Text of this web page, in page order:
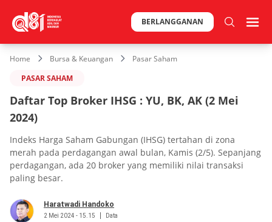
BERLANGGANAN
Home Bursa & Keuangan
Pasar Saham
PASAR SAHAM
Daftar Top Broker IHSG : YU, BK, AK (2 Mei
2024)
Indeks Harga Saham Gabungan (IHSG) tertahan di zona
merah pada perdagangan awal bulan, Kamis (2/5). Sepanjang
perdagangan, ada 20 broker yang memiliki nilai transaksi
paling besar.
Haratwadi Handoko
2 Mei 2024 - 15.15 Data